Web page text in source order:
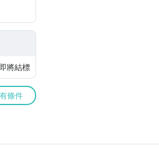
將結標
條件